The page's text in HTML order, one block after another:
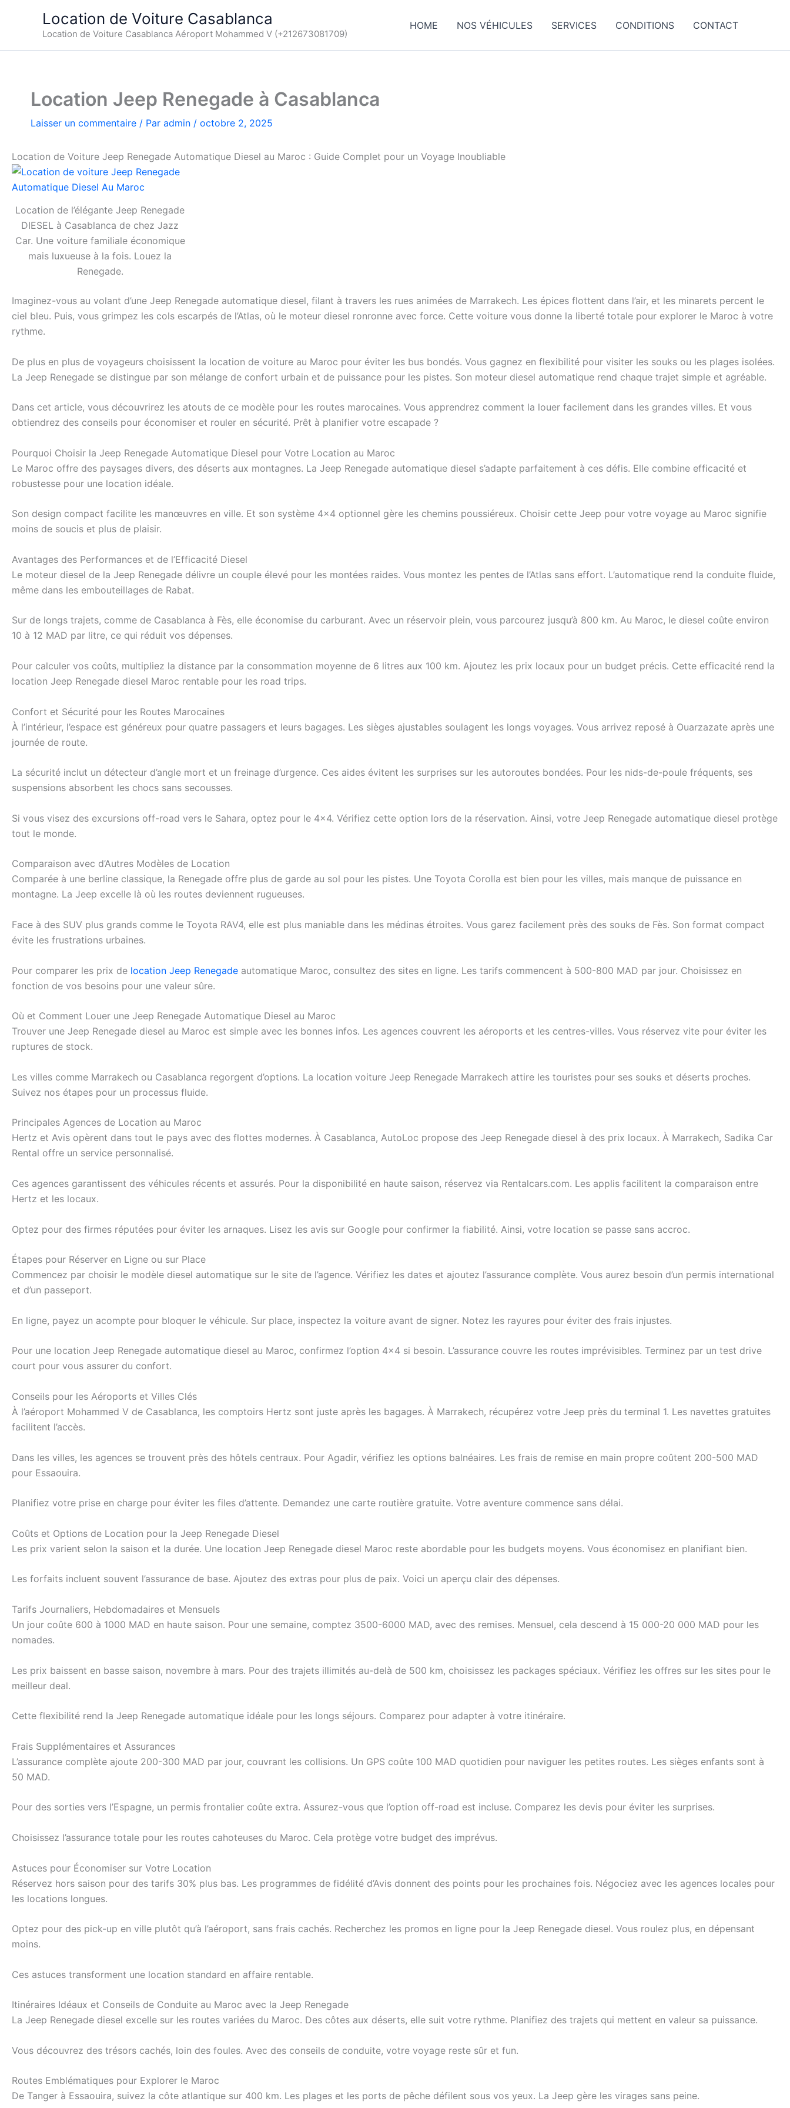
Location de Voiture Casablanca
Location de Voiture Casablanca Aéroport Mohammed V (+212673081709)
HOME NOS VÉHICULES SERVICES CONDITIONS CONTACT
Location Jeep Renegade à Casablanca
Laisser un commentaire / Par admin / octobre 2, 2025
Location de Voiture Jeep Renegade Automatique Diesel au Maroc : Guide Complet pour un Voyage Inoubliable
Location de l’élégante Jeep Renegade
DIESEL à Casablanca de chez Jazz
Car. Une voiture familiale économique
mais luxueuse à la fois. Louez la
Renegade.
Imaginez-vous au volant d’une Jeep Renegade automatique diesel, filant à travers les rues animées de Marrakech. Les épices flottent dans l’air, et les minarets percent le
ciel bleu. Puis, vous grimpez les cols escarpés de l’Atlas, où le moteur diesel ronronne avec force. Cette voiture vous donne la liberté totale pour explorer le Maroc à votre
rythme.
De plus en plus de voyageurs choisissent la location de voiture au Maroc pour éviter les bus bondés. Vous gagnez en flexibilité pour visiter les souks ou les plages isolées.
La Jeep Renegade se distingue par son mélange de confort urbain et de puissance pour les pistes. Son moteur diesel automatique rend chaque trajet simple et agréable.
Dans cet article, vous découvrirez les atouts de ce modèle pour les routes marocaines. Vous apprendrez comment la louer facilement dans les grandes villes. Et vous
obtiendrez des conseils pour économiser et rouler en sécurité. Prêt à planifier votre escapade ?
Pourquoi Choisir la Jeep Renegade Automatique Diesel pour Votre Location au Maroc
Le Maroc offre des paysages divers, des déserts aux montagnes. La Jeep Renegade automatique diesel s’adapte parfaitement à ces défis. Elle combine efficacité et
robustesse pour une location idéale.
Son design compact facilite les manœuvres en ville. Et son système 4×4 optionnel gère les chemins poussiéreux. Choisir cette Jeep pour votre voyage au Maroc signifie
moins de soucis et plus de plaisir.
Avantages des Performances et de l’Efficacité Diesel
Le moteur diesel de la Jeep Renegade délivre un couple élevé pour les montées raides. Vous montez les pentes de l’Atlas sans effort. L’automatique rend la conduite fluide,
même dans les embouteillages de Rabat.
Sur de longs trajets, comme de Casablanca à Fès, elle économise du carburant. Avec un réservoir plein, vous parcourez jusqu’à 800 km. Au Maroc, le diesel coûte environ
10 à 12 MAD par litre, ce qui réduit vos dépenses.
Pour calculer vos coûts, multipliez la distance par la consommation moyenne de 6 litres aux 100 km. Ajoutez les prix locaux pour un budget précis. Cette efficacité rend la
location Jeep Renegade diesel Maroc rentable pour les road trips.
Confort et Sécurité pour les Routes Marocaines
À l’intérieur, l’espace est généreux pour quatre passagers et leurs bagages. Les sièges ajustables soulagent les longs voyages. Vous arrivez reposé à Ouarzazate après une
journée de route.
La sécurité inclut un détecteur d’angle mort et un freinage d’urgence. Ces aides évitent les surprises sur les autoroutes bondées. Pour les nids-de-poule fréquents, ses
suspensions absorbent les chocs sans secousses.
Si vous visez des excursions off-road vers le Sahara, optez pour le 4×4. Vérifiez cette option lors de la réservation. Ainsi, votre Jeep Renegade automatique diesel protège
tout le monde.
Comparaison avec d’Autres Modèles de Location
Comparée à une berline classique, la Renegade offre plus de garde au sol pour les pistes. Une Toyota Corolla est bien pour les villes, mais manque de puissance en
montagne. La Jeep excelle là où les routes deviennent rugueuses.
Face à des SUV plus grands comme le Toyota RAV4, elle est plus maniable dans les médinas étroites. Vous garez facilement près des souks de Fès. Son format compact
évite les frustrations urbaines.
Pour comparer les prix de location Jeep Renegade automatique Maroc, consultez des sites en ligne. Les tarifs commencent à 500-800 MAD par jour. Choisissez en
fonction de vos besoins pour une valeur sûre.
Où et Comment Louer une Jeep Renegade Automatique Diesel au Maroc
Trouver une Jeep Renegade diesel au Maroc est simple avec les bonnes infos. Les agences couvrent les aéroports et les centres-villes. Vous réservez vite pour éviter les
ruptures de stock.
Les villes comme Marrakech ou Casablanca regorgent d’options. La location voiture Jeep Renegade Marrakech attire les touristes pour ses souks et déserts proches.
Suivez nos étapes pour un processus fluide.
Principales Agences de Location au Maroc
Hertz et Avis opèrent dans tout le pays avec des flottes modernes. À Casablanca, AutoLoc propose des Jeep Renegade diesel à des prix locaux. À Marrakech, Sadika Car
Rental offre un service personnalisé.
Ces agences garantissent des véhicules récents et assurés. Pour la disponibilité en haute saison, réservez via Rentalcars.com. Les applis facilitent la comparaison entre
Hertz et les locaux.
Optez pour des firmes réputées pour éviter les arnaques. Lisez les avis sur Google pour confirmer la fiabilité. Ainsi, votre location se passe sans accroc.
Étapes pour Réserver en Ligne ou sur Place
Commencez par choisir le modèle diesel automatique sur le site de l’agence. Vérifiez les dates et ajoutez l’assurance complète. Vous aurez besoin d’un permis international
et d’un passeport.
En ligne, payez un acompte pour bloquer le véhicule. Sur place, inspectez la voiture avant de signer. Notez les rayures pour éviter des frais injustes.
Pour une location Jeep Renegade automatique diesel au Maroc, confirmez l’option 4×4 si besoin. L’assurance couvre les routes imprévisibles. Terminez par un test drive
court pour vous assurer du confort.
Conseils pour les Aéroports et Villes Clés
À l’aéroport Mohammed V de Casablanca, les comptoirs Hertz sont juste après les bagages. À Marrakech, récupérez votre Jeep près du terminal 1. Les navettes gratuites
facilitent l’accès.
Dans les villes, les agences se trouvent près des hôtels centraux. Pour Agadir, vérifiez les options balnéaires. Les frais de remise en main propre coûtent 200-500 MAD
pour Essaouira.
Planifiez votre prise en charge pour éviter les files d’attente. Demandez une carte routière gratuite. Votre aventure commence sans délai.
Coûts et Options de Location pour la Jeep Renegade Diesel
Les prix varient selon la saison et la durée. Une location Jeep Renegade diesel Maroc reste abordable pour les budgets moyens. Vous économisez en planifiant bien.
Les forfaits incluent souvent l’assurance de base. Ajoutez des extras pour plus de paix. Voici un aperçu clair des dépenses.
Tarifs Journaliers, Hebdomadaires et Mensuels
Un jour coûte 600 à 1000 MAD en haute saison. Pour une semaine, comptez 3500-6000 MAD, avec des remises. Mensuel, cela descend à 15 000-20 000 MAD pour les
nomades.
Les prix baissent en basse saison, novembre à mars. Pour des trajets illimités au-delà de 500 km, choisissez les packages spéciaux. Vérifiez les offres sur les sites pour le
meilleur deal.
Cette flexibilité rend la Jeep Renegade automatique idéale pour les longs séjours. Comparez pour adapter à votre itinéraire.
Frais Supplémentaires et Assurances
L’assurance complète ajoute 200-300 MAD par jour, couvrant les collisions. Un GPS coûte 100 MAD quotidien pour naviguer les petites routes. Les sièges enfants sont à
50 MAD.
Pour des sorties vers l’Espagne, un permis frontalier coûte extra. Assurez-vous que l’option off-road est incluse. Comparez les devis pour éviter les surprises.
Choisissez l’assurance totale pour les routes cahoteuses du Maroc. Cela protège votre budget des imprévus.
Astuces pour Économiser sur Votre Location
Réservez hors saison pour des tarifs 30% plus bas. Les programmes de fidélité d’Avis donnent des points pour les prochaines fois. Négociez avec les agences locales pour
les locations longues.
Optez pour des pick-up en ville plutôt qu’à l’aéroport, sans frais cachés. Recherchez les promos en ligne pour la Jeep Renegade diesel. Vous roulez plus, en dépensant
moins.
Ces astuces transforment une location standard en affaire rentable.
Itinéraires Idéaux et Conseils de Conduite au Maroc avec la Jeep Renegade
La Jeep Renegade diesel excelle sur les routes variées du Maroc. Des côtes aux déserts, elle suit votre rythme. Planifiez des trajets qui mettent en valeur sa puissance.
Vous découvrez des trésors cachés, loin des foules. Avec des conseils de conduite, votre voyage reste sûr et fun.
Routes Emblématiques pour Explorer le Maroc
De Tanger à Essaouira, suivez la côte atlantique sur 400 km. Les plages et les ports de pêche défilent sous vos yeux. La Jeep gère les virages sans peine.